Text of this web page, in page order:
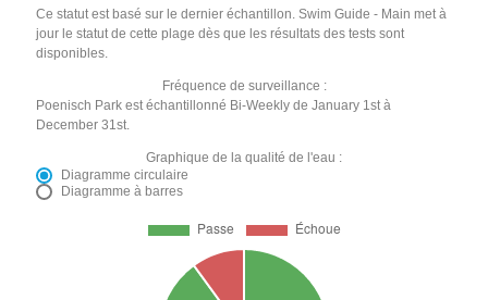
Ce statut est basé sur le dernier échantillon. Swim Guide - Main met à
jour le statut de cette plage dès que les résultats des tests sont
disponibles.
Fréquence de surveillance :
Poenisch Park est échantillonné Bi-Weekly de January 1st à
December 31st.
Graphique de la qualité de l'eau :
Diagramme circulaire
Diagramme à barres